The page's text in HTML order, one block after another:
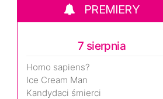
PREMIERY
7 sierpnia
Homo sapiens?
Ice Cream Man
Kandydaci śmierci